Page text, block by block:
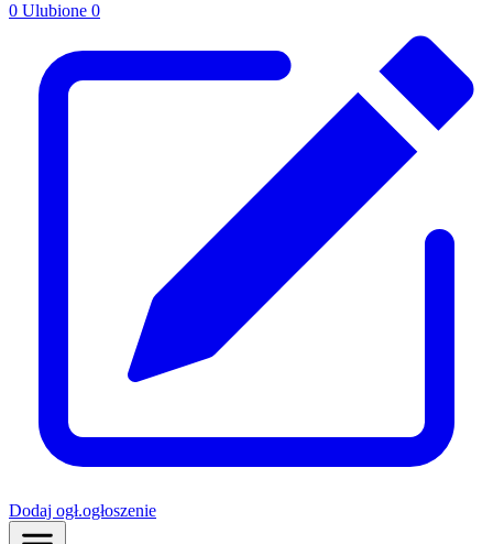
0 Ulubione 0
Dodaj ogł.ogłoszenie